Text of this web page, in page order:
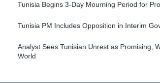
Tunisia Begins 3-Day Mourning Period for
Tunisia PM Includes Opposition in Interim
Analyst Sees Tunisian Unrest as Promising,
World